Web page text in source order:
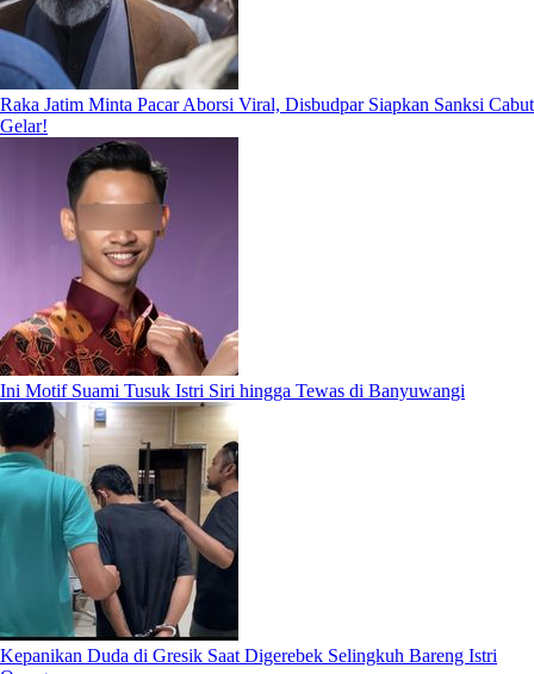
Raka Jatim Minta Pacar Aborsi Viral, Disbudpar Siapkan Sanksi Cabut
Gelar!
Ini Motif Suami Tusuk Istri Siri hingga Tewas di Banyuwangi
Kepanikan Duda di Gresik Saat Digerebek Selingkuh Bareng Istri